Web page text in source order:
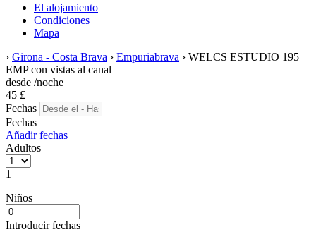
El alojamiento
Condiciones
Mapa
› Girona - Costa Brava › Empuriabrava › WELCS ESTUDIO 195
EMP con vistas al canal
desde /noche
45 £
Fechas
Fechas
Añadir fechas
Adultos
1
Niños
Introducir fechas